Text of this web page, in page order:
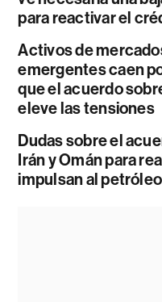
para reactivar el
Activos de
emergentes caen
que el acuerdo
eleve las tensiones
Dudas sobre el
Irán y Omán para
impulsan al petróleo